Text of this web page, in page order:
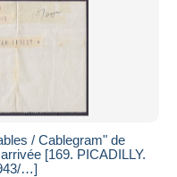
/ Cablegram" de
[169. PICADILLY.
…]